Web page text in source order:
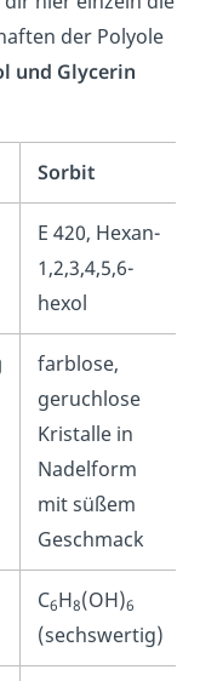
der Polyole
und Glycerin
Sorbit
E 420, Hexan-
1,2,3,4,5,6-
hexol
farblose,
geruchlose
Kristalle in
Nadelform
mit süßem
Geschmack
C6H8(OH)6
(sechswertig)